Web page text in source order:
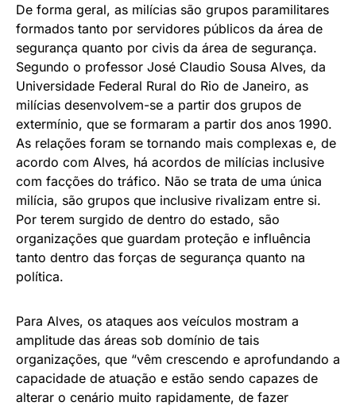
De forma geral, as milícias são grupos paramilitares
formados tanto por servidores públicos da área de
segurança quanto por civis da área de segurança.
Segundo o professor José Claudio Sousa Alves, da
Universidade Federal Rural do Rio de Janeiro, as
milícias desenvolvem-se a partir dos grupos de
extermínio, que se formaram a partir dos anos 1990.
As relações foram se tornando mais complexas e, de
acordo com Alves, há acordos de milícias inclusive
com facções do tráfico. Não se trata de uma única
milícia, são grupos que inclusive rivalizam entre si.
Por terem surgido de dentro do estado, são
organizações que guardam proteção e influência
tanto dentro das forças de segurança quanto na
política.
Para Alves, os ataques aos veículos mostram a
amplitude das áreas sob domínio de tais
organizações, que “vêm crescendo e aprofundando a
capacidade de atuação e estão sendo capazes de
alterar o cenário muito rapidamente, de fazer